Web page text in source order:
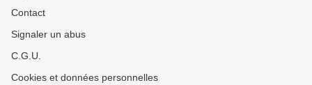
Contact
Signaler un abus
C.G.U.
Cookies et données personnelles